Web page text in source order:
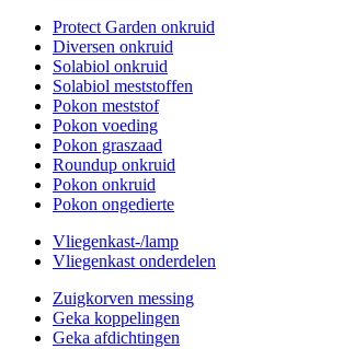
Protect Garden onkruid
Diversen onkruid
Solabiol onkruid
Solabiol meststoffen
Pokon meststof
Pokon voeding
Pokon graszaad
Roundup onkruid
Pokon onkruid
Pokon ongedierte
Vliegenkast-/lamp
Vliegenkast onderdelen
Zuigkorven messing
Geka koppelingen
Geka afdichtingen